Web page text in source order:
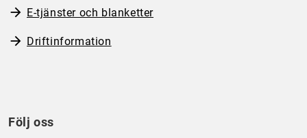
E-tjänster och blanketter
Driftinformation
Följ oss